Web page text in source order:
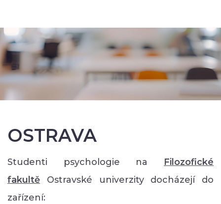
OSTRAVA
Studenti psychologie na Filozofické
fakultě Ostravské univerzity docházejí do
zařízení: